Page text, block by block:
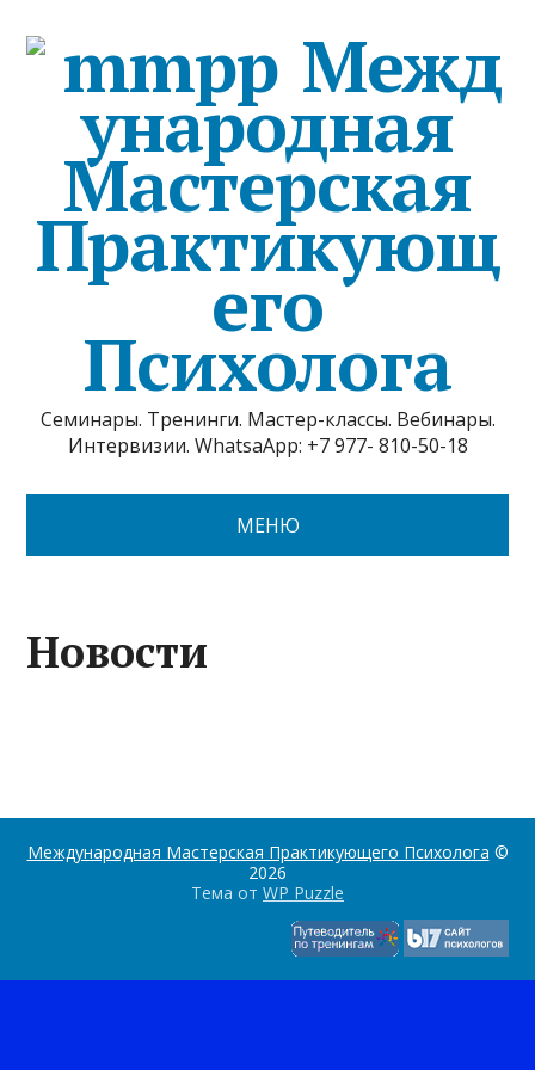
Межд
ународная
Мастерская
Практикующ
его
Психолога
Семинары. Тренинги. Мастер-классы. Вебинары.
Интервизии. WhatsaApp: +7 977- 810-50-18
МЕНЮ
Новости
Международная Мастерская Практикующего Психолога ©
2026
Тема от WP Puzzle